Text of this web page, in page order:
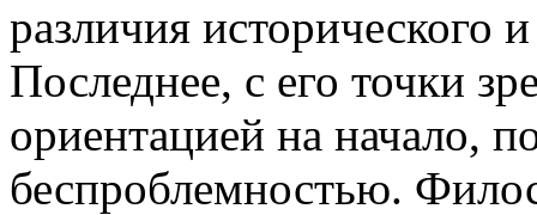
различия исторического
Последнее, с его точки
ориентацией на начало,
беспроблемностью.